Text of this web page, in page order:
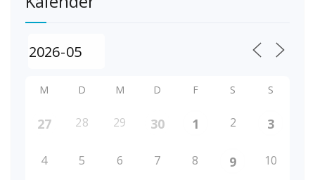
M D M D F S S
27 28 29 30 1 2 3
4 5 6 7 8 9 10